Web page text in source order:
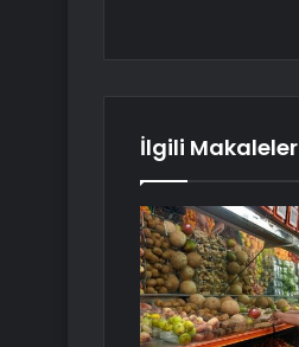
İlgili Makaleler